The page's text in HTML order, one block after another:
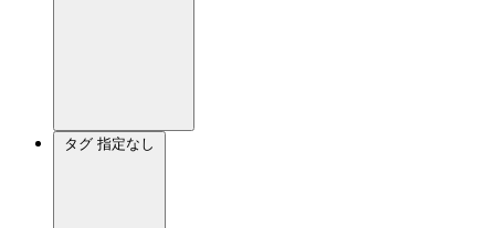
タグ 指定なし